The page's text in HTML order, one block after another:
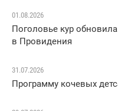
01.08.2026
Поголовье кур
в Провидения
31.07.2026
Программу кочевых